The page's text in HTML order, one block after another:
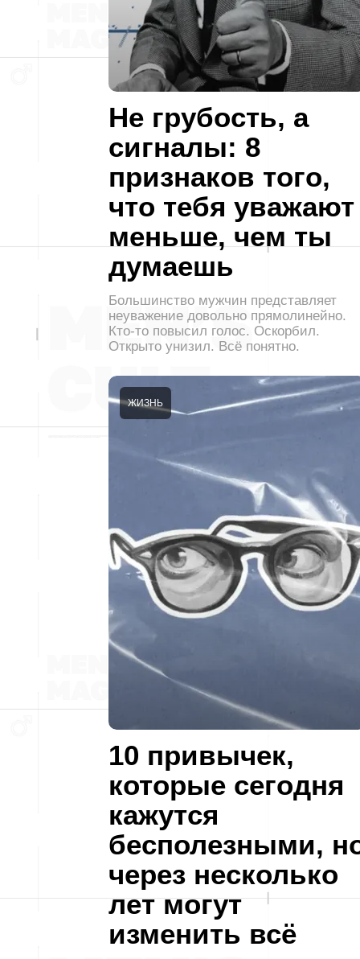
Не грубость, а
сигналы: 8
признаков того,
что тебя уважают
меньше, чем ты
думаешь
Большинство мужчин представляет
неуважение довольно прямолинейно.
Кто-то повысил голос. Оскорбил.
Открыто унизил. Всё понятно.
10 привычек,
которые сегодня
кажутся
бесполезными,
через несколько
лет могут
изменить всё
ЖИЗНЬ